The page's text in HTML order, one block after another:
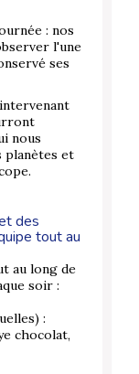
: nos
l'une
ses
nous
planètes et
des
tout au
au long de
soir :
:
chocolat,